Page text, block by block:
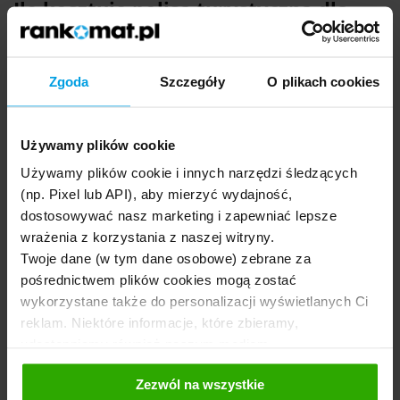
Zgoda Szczegóły O plikach cookies
Używamy plików cookie
Używamy plików cookie i innych narzędzi śledzących
(np. Pixel lub API), aby mierzyć wydajność,
dostosowywać nasz marketing i zapewniać lepsze
wrażenia z korzystania z naszej witryny.
Twoje dane (w tym dane osobowe) zebrane za
pośrednictwem plików cookies mogą zostać
wykorzystane także do personalizacji wyświetlanych Ci
reklam. Niektóre informacje, które zbieramy,
społecznościowym oraz firmom reklamowym i
analitycznym, z którymi współpracujemy. Te z kolei
Zezwól na wszystkie
Ile kosztuje polisa turystyczna dla
rodziny?
liczby osób, długości wyjazdu, sumy kosztów leczenia i
wybranych rozszerzeń.
poradnikuile kosztuje ubezpieczenie turystyczne
14-dniowy wyjazd do Hiszpanii dla 4-osobowej rodziny
161,00 zł
4 os. / 14 dni